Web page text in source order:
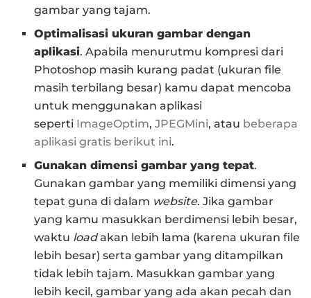
gambar yang tajam.
Optimalisasi ukuran gambar dengan
aplikasi. Apabila menurutmu kompresi dari
Photoshop masih kurang padat (ukuran file
masih terbilang besar) kamu dapat mencoba
untuk menggunakan aplikasi
seperti ImageOptim,JPEGMini, atau beberapa
aplikasi gratis berikut ini.
Gunakan dimensi gambar yang tepat.
Gunakan gambar yang memiliki dimensi yang
tepat guna di dalam website. Jika gambar
yang kamu masukkan berdimensi lebih besar,
waktu loadakan lebih lama (karena ukuran file
lebih besar) serta gambar yang ditampilkan
tidak lebih tajam. Masukkan gambar yang
lebih kecil, gambar yang ada akan pecah dan